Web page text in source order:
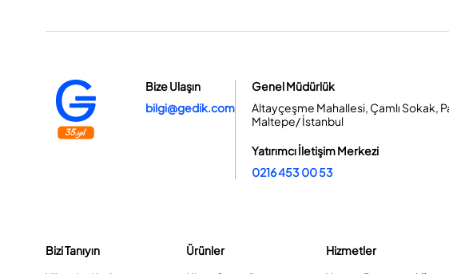
Bize Ulaşın
bilgi@gedik.com
Genel Müdürlük
Altayçeşme Mahallesi, Çamlı Sokak,
Maltepe/ İstanbul
Yatırımcı İletişim Merkezi
0216 453 00 53
Bizi Tanıyın
Ürünler
Hizmetler